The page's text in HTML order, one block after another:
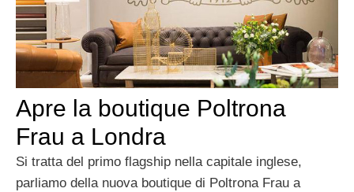
Apre la boutique Poltrona
Frau a Londra
Si tratta del primo flagship nella capitale inglese,
parliamo della nuova boutique di Poltrona Frau a